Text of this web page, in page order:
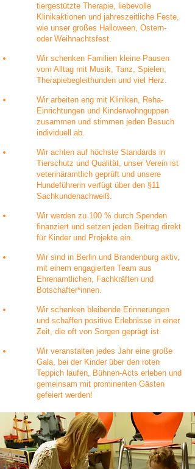
tiergestützte Therapie, liebevolle
Klinikaktionen und jahreszeitliche Feste,
wie unser großes Halloween, Ostern-
oder Weihnachtsfest.
Wir schenken Familien kleine Pausen
vom Alltag mit Musik, Tanz, Spielen,
Therapiebegleithunden und viel Herz.
Wir arbeiten eng mit Kliniken, Reha-
Einrichtungen und Kinderwohnguppen
zusammen und stimmen jeden Besuch
individuell ab.
Wir achten auf höchste Standards in
Tierschutz und Qualität, unser Verein ist
veterinäramtlich geprüft und unsere
Hundeführerin verfügt über den §11
Sachkundenachweiß.
Wir werden zu 100 % durch Spenden
finanziert und setzen jeden Beitrag direkt
für Kinder und Projekte ein.
Wir sind in Berlin und Brandenburg aktiv,
mit einem engagierten Team aus
Ehrenamtlichen, Fachkräften und
Botschafter*innen.
Wir schenken bleibende Erinnerungen
und schaffen positive Erlebnisse in einer
Zeit, die oft von Sorgen geprägt ist.
Wir veranstalten jedes Jahr eine große
Gala, bei der Kinder über den roten
Teppich laufen, Bühnen-Acts erleben und
gemeinsam mit prominenten Gästen
gefeiert werden!